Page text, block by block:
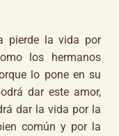
pierde la vida por
los hermanos
lo pone en su
dar este amor,
dar la vida por la
común y por la